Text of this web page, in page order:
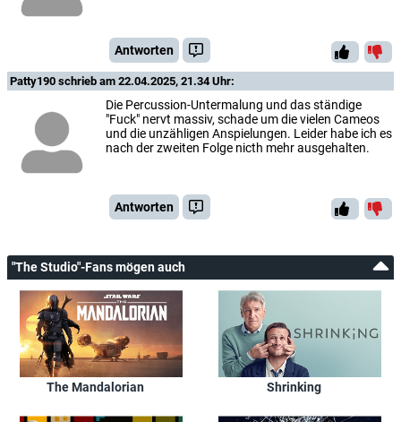
Antworten
Patty190 schrieb am 22.04.2025, 21.34 Uhr:
Die Percussion-Untermalung und das ständige
"Fuck" nervt massiv, schade um die vielen Cameos
und die unzähligen Anspielungen. Leider habe ich es
nach der zweiten Folge nicth mehr ausgehalten.
Antworten
"The Studio"-Fans mögen auch
The Mandalorian Shrinking